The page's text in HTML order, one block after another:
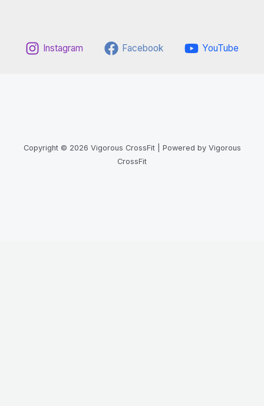
Instagram Facebook YouTube
Copyright © 2026 Vigorous CrossFit | Powered by Vigorous
CrossFit